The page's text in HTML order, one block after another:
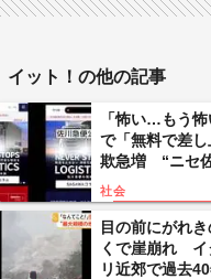
イット！の他の記事
「怖い…もう
で「無料で差
欺急増 “ニセ
誘導、個人情
便「断じて許
社会
目の前にがれ
くで崖崩れ イ
リ近郊で過去